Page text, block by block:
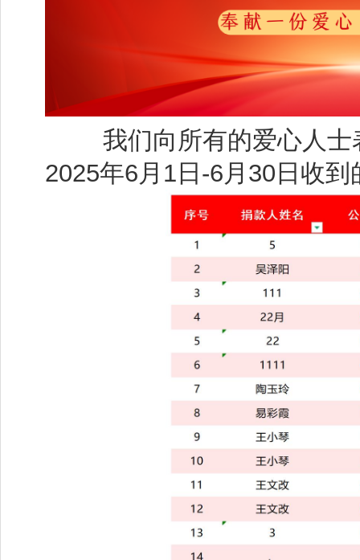
我们向所有的爱心人士
2025年6月1日-6月30日收